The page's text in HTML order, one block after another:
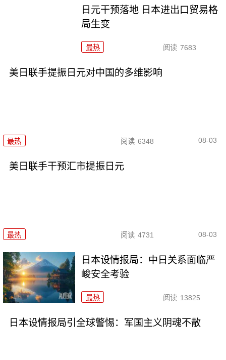
日元干预落地 日本进出口贸易格
局生变
最热 阅读 7683
美日联手提振日元对中国的多维影响
最热 阅读 6348 08-03
美日联手干预汇市提振日元
最热 阅读 4731 08-03
日本设情报局：中日关系面临严
峻安全考验
最热 阅读 13825
日本设情报局引全球警惕：军国主义阴魂不散